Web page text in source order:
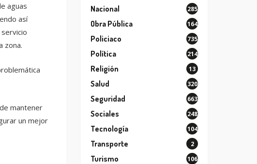
aguas
así
zona.
mantener
un mejor
Nacional 285
Obra Pública 164
Policiaco 735
Política 214
Religión 13
Salud 320
Seguridad 663
Sociales 248
Tecnología 104
Transporte 2
Turismo 106